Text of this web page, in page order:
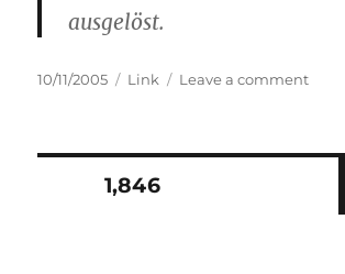
ausgelöst.
Posted
10/11/2005 Categories
Link Leave a commenton
Posts
PAGE1,846